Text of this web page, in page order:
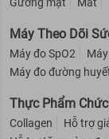
Máy Theo Dõi
Máy đo SpO2
Máy đo đường
Thực Phẩm
Collagen Hỗ trợ